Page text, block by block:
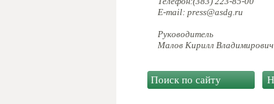
E-mail: press@asdg.ru
Руководитель
Малов Кирилл Владимирович